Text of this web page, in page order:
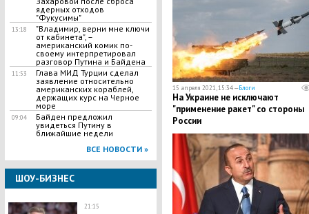
ядерных отходов
"Фукусимы"
13:18
​"Владимир, верни мне ключи
от кабинета", –
американский комик по-
своему интерпретировал
разговор Путина и Байдена
11:53
​Глава МИД Турции сделал
заявление относительно
американских кораблей,
держащих курс на Черное
море
09:04
Байден предложил
увидеться Путину в
ближайшие недели
ВСЕ НОВОСТИ »
ШОУ-БИЗНЕС
21:15
15 апреля 2021, 15:34 —Блоги
На Украине не исключают
"применение ракет" со стороны
России